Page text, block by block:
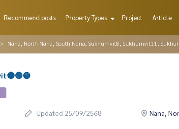
Recommend posts Property Types Project Article
Nana, North Nana, South Nana, Sukhumvit8, Sukhumvit11,
Updated 25/09/2568
Nana,